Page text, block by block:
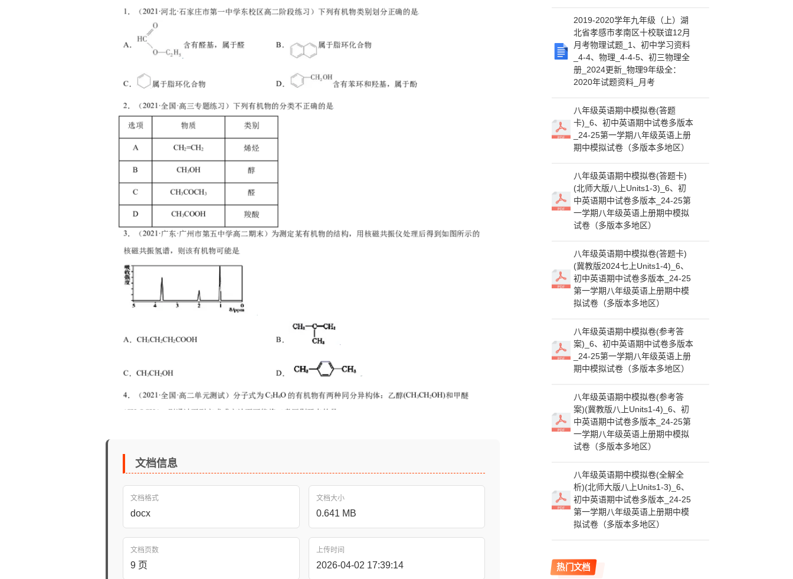
文档信息
文档格式
docx
文档大小
0.641 MB
文档页数
9 页
上传时间
2026-04-02 17:39:14
2019-2020学年九年级（上）湖
北省孝感市孝南区十校联谊12月
月考物理试题_1、初中学习资料
_4-4、物理_4-4-5、初三物理全
册_2024更新_物理9年级全：
2020年试题资料_月考
八年级英语期中模拟卷(答题
卡)_6、初中英语期中试卷多版本
_24-25第一学期八年级英语上册
期中模拟试卷（多版本多地区）
八年级英语期中模拟卷(答题卡)
(北师大版八上Units1-3)_6、初
中英语期中试卷多版本_24-25第
一学期八年级英语上册期中模拟
试卷（多版本多地区）
八年级英语期中模拟卷(答题卡)
(冀教版2024七上Units1-4)_6、
初中英语期中试卷多版本_24-25
第一学期八年级英语上册期中模
拟试卷（多版本多地区）
八年级英语期中模拟卷(参考答
案)_6、初中英语期中试卷多版本
_24-25第一学期八年级英语上册
期中模拟试卷（多版本多地区）
八年级英语期中模拟卷(参考答
案)(冀教版八上Units1-4)_6、初
中英语期中试卷多版本_24-25第
一学期八年级英语上册期中模拟
试卷（多版本多地区）
八年级英语期中模拟卷(全解全
析)(北师大版八上Units1-3)_6、
初中英语期中试卷多版本_24-25
第一学期八年级英语上册期中模
拟试卷（多版本多地区）
热门文档